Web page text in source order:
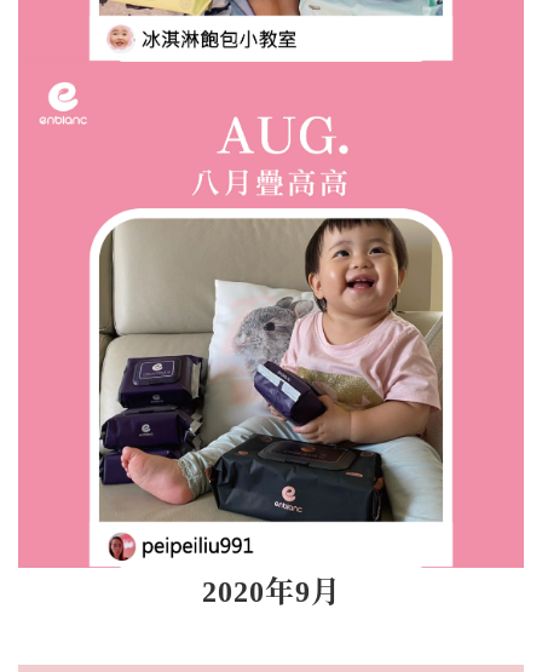
2020年9月